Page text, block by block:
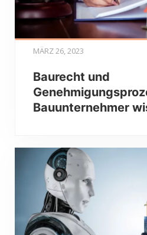
MÄRZ 26, 2023
Baurecht und
Bauunternehmer